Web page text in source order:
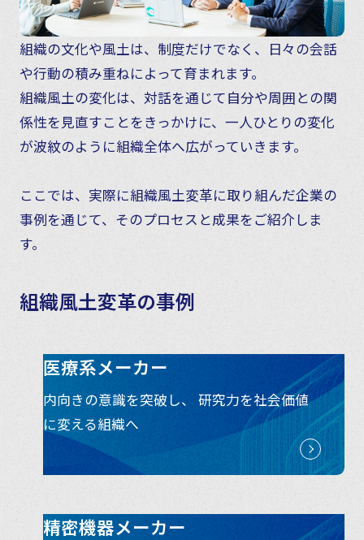
組織の文化や風土は、制度だけでなく、日々の会話
や行動の積み重ねによって育まれます。
組織風土の変化は、対話を通じて自分や周囲との関
係性を見直すことをきっかけに、一人ひとりの変化
が波紋のように組織全体へ広がっていきます。
ここでは、実際に組織風土変革に取り組んだ企業の
事例を通じて、そのプロセスと成果をご紹介しま
す。
組織風土変革の事例
医療系メーカー
内向きの意識を突破し、 研究力を社会価値
に変える組織へ
精密機器メーカー